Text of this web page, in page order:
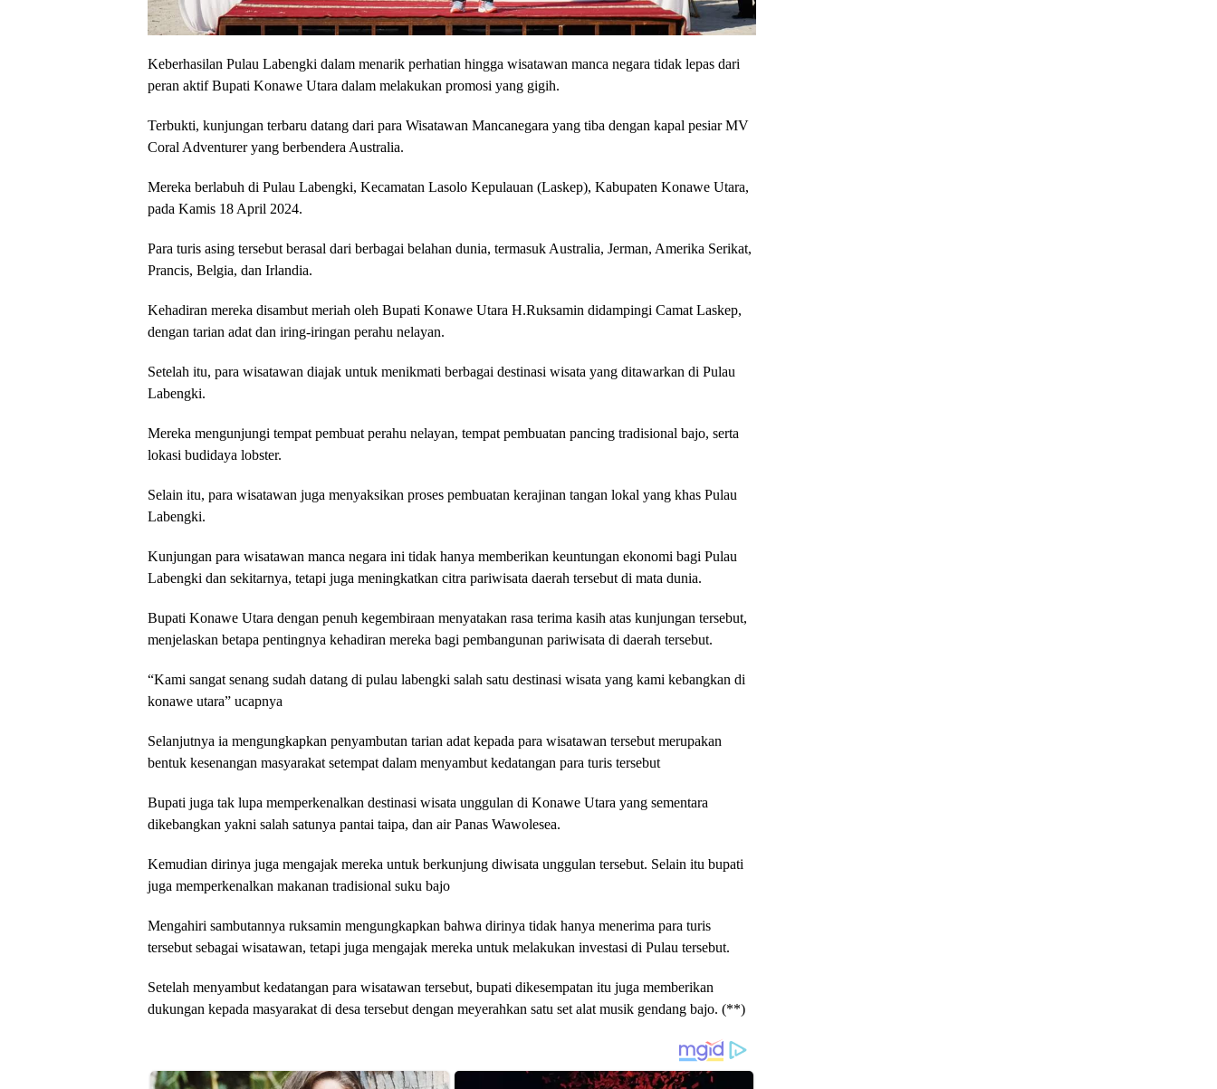
Keberhasilan Pulau Labengki dalam menarik perhatian hingga wisatawan manca negara tidak lepas dari
peran aktif Bupati Konawe Utara dalam melakukan promosi yang gigih.
Terbukti, kunjungan terbaru datang dari para Wisatawan Mancanegara yang tiba dengan kapal pesiar MV
Coral Adventurer yang berbendera Australia.
Mereka berlabuh di Pulau Labengki, Kecamatan Lasolo Kepulauan (Laskep), Kabupaten Konawe Utara,
pada Kamis 18 April 2024.
Para turis asing tersebut berasal dari berbagai belahan dunia, termasuk Australia, Jerman, Amerika Serikat,
Prancis, Belgia, dan Irlandia.
Kehadiran mereka disambut meriah oleh Bupati Konawe Utara H.Ruksamin didampingi Camat Laskep,
dengan tarian adat dan iring-iringan perahu nelayan.
Setelah itu, para wisatawan diajak untuk menikmati berbagai destinasi wisata yang ditawarkan di Pulau
Labengki.
Mereka mengunjungi tempat pembuat perahu nelayan, tempat pembuatan pancing tradisional bajo, serta
lokasi budidaya lobster.
Selain itu, para wisatawan juga menyaksikan proses pembuatan kerajinan tangan lokal yang khas Pulau
Labengki.
Kunjungan para wisatawan manca negara ini tidak hanya memberikan keuntungan ekonomi bagi Pulau
Labengki dan sekitarnya, tetapi juga meningkatkan citra pariwisata daerah tersebut di mata dunia.
Bupati Konawe Utara dengan penuh kegembiraan menyatakan rasa terima kasih atas kunjungan tersebut,
menjelaskan betapa pentingnya kehadiran mereka bagi pembangunan pariwisata di daerah tersebut.
“Kami sangat senang sudah datang di pulau labengki salah satu destinasi wisata yang kami kebangkan di
konawe utara” ucapnya
Selanjutnya ia mengungkapkan penyambutan tarian adat kepada para wisatawan tersebut merupakan
bentuk kesenangan masyarakat setempat dalam menyambut kedatangan para turis tersebut
Bupati juga tak lupa memperkenalkan destinasi wisata unggulan di Konawe Utara yang sementara
dikebangkan yakni salah satunya pantai taipa, dan air Panas Wawolesea.
Kemudian dirinya juga mengajak mereka untuk berkunjung diwisata unggulan tersebut. Selain itu bupati
juga memperkenalkan makanan tradisional suku bajo
Mengahiri sambutannya ruksamin mengungkapkan bahwa dirinya tidak hanya menerima para turis
tersebut sebagai wisatawan, tetapi juga mengajak mereka untuk melakukan investasi di Pulau tersebut.
Setelah menyambut kedatangan para wisatawan tersebut, bupati dikesempatan itu juga memberikan
dukungan kepada masyarakat di desa tersebut dengan meyerahkan satu set alat musik gendang bajo. (**)